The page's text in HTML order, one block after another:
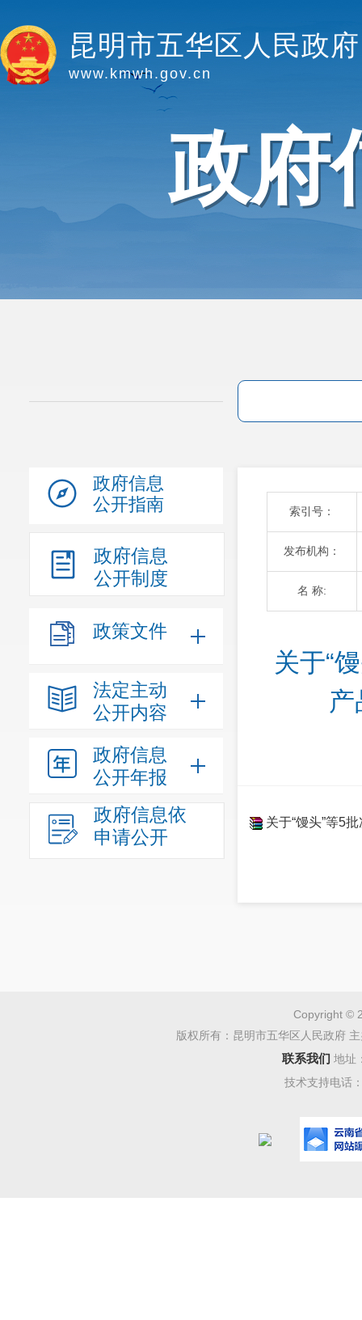
昆明市五华区人民政府
www.kmwh.gov.cn
政府
政府信息
公开指南
政府信息
公开制度
政策文件
法定主动
公开内容
政府信息
公开年报
政府信息依
申请公开
索引号：
发布机构：
名 称:
关于“
产
关于“馒头”等5
Copyright ©
版权所有：昆明市五华区人民政府
联系我们 地址
技术支持电话